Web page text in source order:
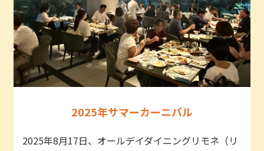
2025年サマーカーニバル
2025年8月17日、オールデイダイニングリモネ（リ